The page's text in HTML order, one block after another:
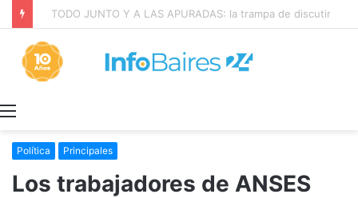
La INFLACIÓN de CABA se DISPARÓ al 2,9% en JULIO: 19,4% en 2026
Política Principales
Los trabajadores de ANSES